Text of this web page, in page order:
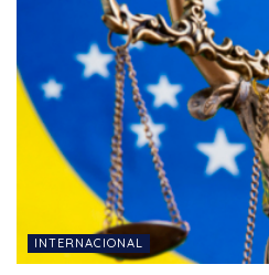
INTERNACIONAL